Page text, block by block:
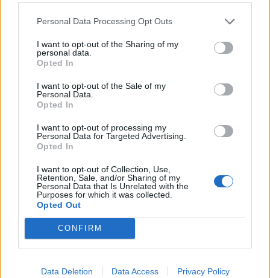
Personal Data Processing Opt Outs
I want to opt-out of the Sharing of my
personal data.
Opted In
I want to opt-out of the Sale of my
Personal Data.
Opted In
I want to opt-out of processing my
Personal Data for Targeted Advertising.
Opted In
I want to opt-out of Collection, Use,
Retention, Sale, and/or Sharing of my
Personal Data that Is Unrelated with the
Purposes for which it was collected.
Opted Out
CONFIRM
Data Deletion Data Access Privacy Policy
KEDVES OLVASÓNK!
A keresett cikk a portfolio.hu hírarchívumához
tartozik, melynek olvasása előfizetéses
regisztrációhoz kötött.
Portfolio.hu teljes cikkarchívum
Kötéslisták: BÉT elmúlt 2 év napon belüli
kötéslistái
Előfizetés
MÁR ELŐFIZETŐNK VAGY?